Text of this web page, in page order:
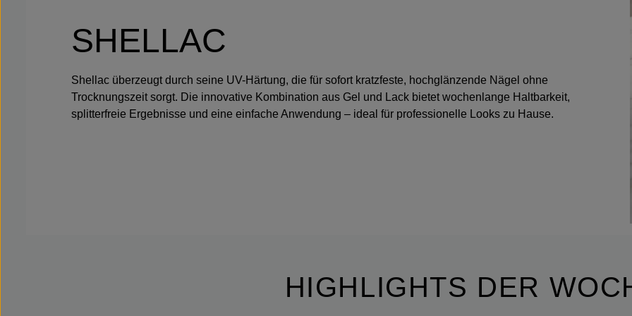
SHELLAC
Shellac überzeugt durch seine UV-Härtung, die für sofort kratzfeste, hochglänzende Nägel ohne
Trocknungszeit sorgt. Die innovative Kombination aus Gel und Lack bietet wochenlange Haltbarkeit,
splitterfreie Ergebnisse und eine einfache Anwendung – ideal für professionelle Looks zu Hause.
HIGHLIGHTS DER